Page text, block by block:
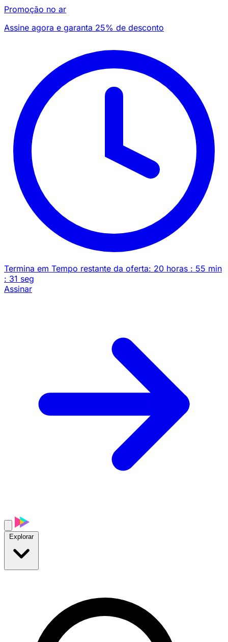
Promoção no ar
Assine agora e garanta 25% de desconto
Termina em Tempo restante da oferta: 20 horas : 55 min
: 31 seg
Assinar
Explorar